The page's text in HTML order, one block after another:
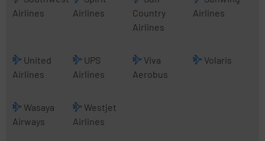
Airlines
Airlines
Country
Airlines
Airlines
United
Airlines
UPS
Airlines
Viva
Aerobus
Volaris
Wasaya
Airways
Westjet
Airlines